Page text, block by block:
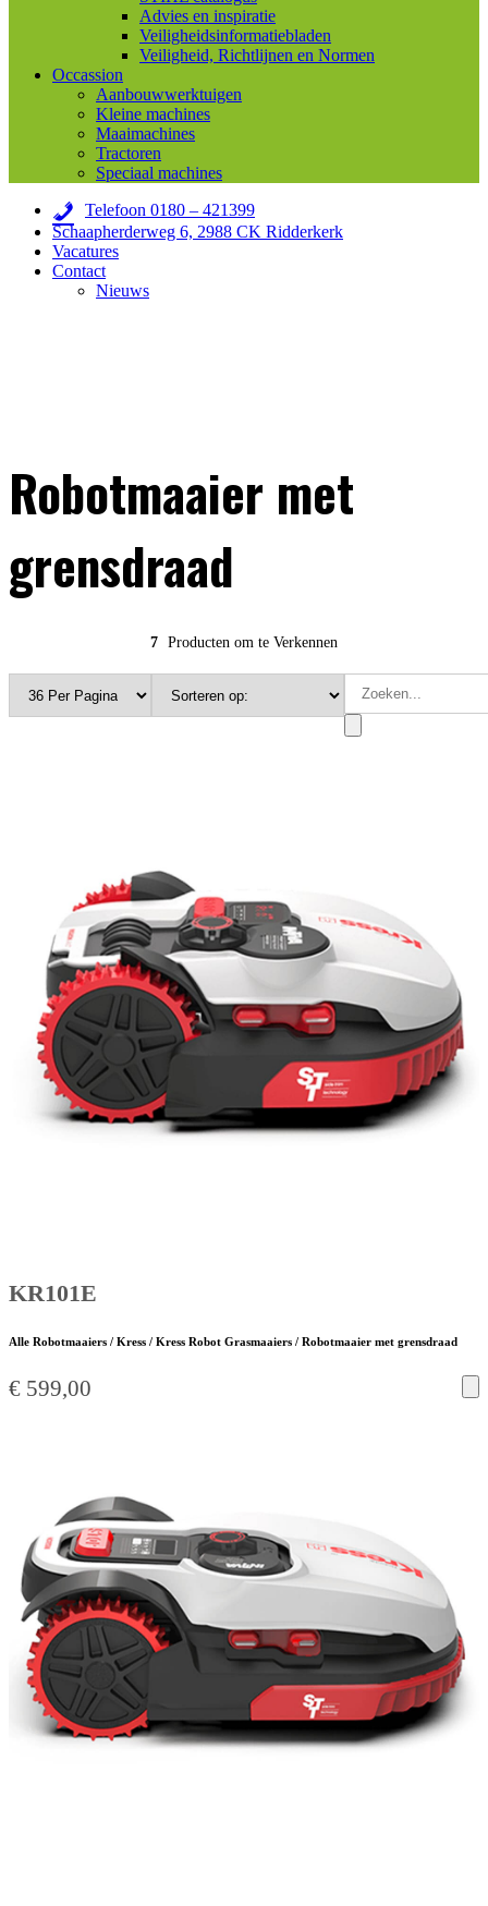
Advies en inspiratie
Veiligheidsinformatiebladen
Veiligheid, Richtlijnen en Normen
Occassion
Aanbouwwerktuigen
Kleine machines
Maaimachines
Tractoren
Speciaal machines
Telefoon 0180 – 421399
Schaapherderweg 6, 2988 CK Ridderkerk
Vacatures
Contact
Nieuws
Robotmaaier met
grensdraad
7 Producten om te Verkennen
KR101E
Alle Robotmaaiers / Kress / Kress Robot Grasmaaiers / Robotmaaier met grensdraad
€ 599,00